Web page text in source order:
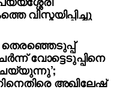
പിന്നീട് സിം
ഏജന്‍സികള്‍ക്കും
ഡിജിറ്റല്‍
വിസ്മയിപ്പിച്ചു
തെരഞ്ഞെടുപ്പ്
വോട്ടെടുപ്പിനെ
അഖിലേഷ്